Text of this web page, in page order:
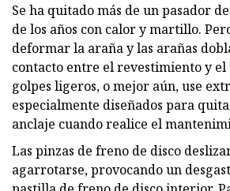
Se ha quitado más de un pasador
de los años con calor y martillo.
deformar la araña y las arañas
contacto entre el revestimiento y el
golpes ligeros, o mejor aún, use
especialmente diseñados para
anclaje cuando realice el
Las pinzas de freno de disco
agarrotarse, provocando un